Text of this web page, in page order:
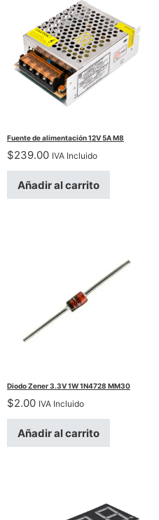
Fuente de alimentación 12V 5A M8
$239.00 IVA Incluido
Añadir al carrito
Diodo Zener 3.3V 1W 1N4728 MM30
$2.00 IVA Incluido
Añadir al carrito